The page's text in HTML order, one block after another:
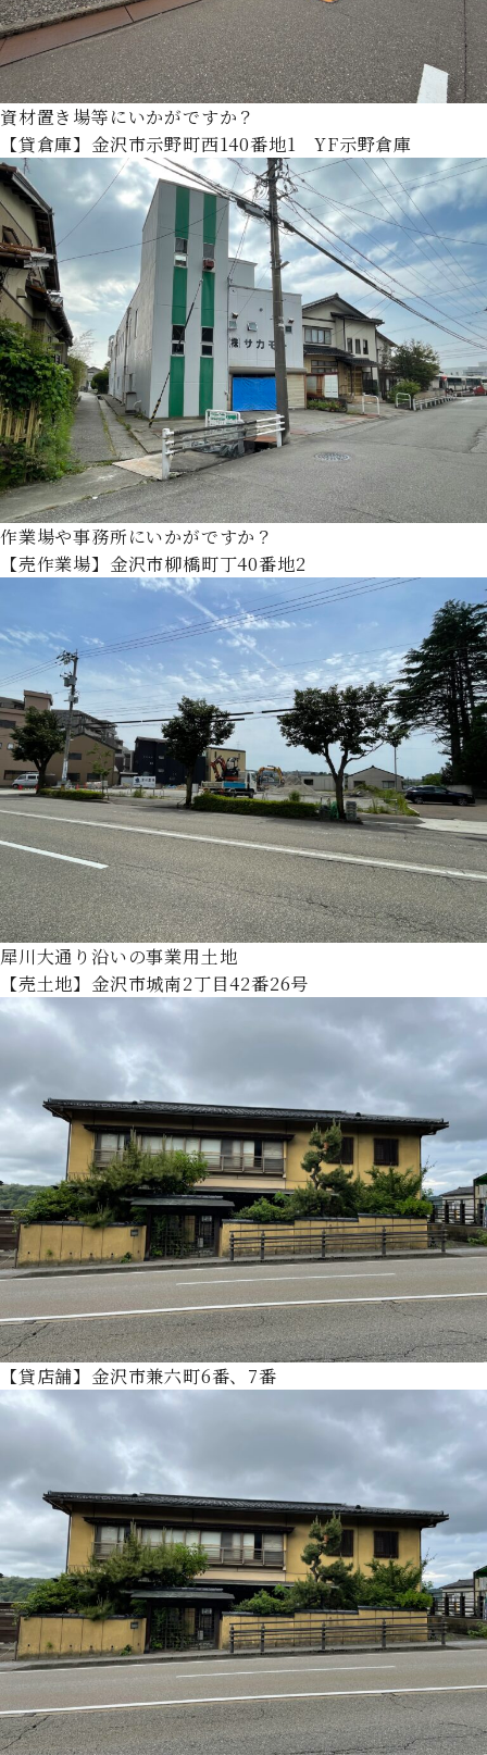
資材置き場等にいかがですか？
【貸倉庫】金沢市示野町西140番地1 YF示野倉庫
作業場や事務所にいかがですか？
【売作業場】金沢市柳橋町丁40番地2
犀川大通り沿いの事業用土地
【売土地】金沢市城南2丁目42番26号
【貸店舗】金沢市兼六町6番、7番